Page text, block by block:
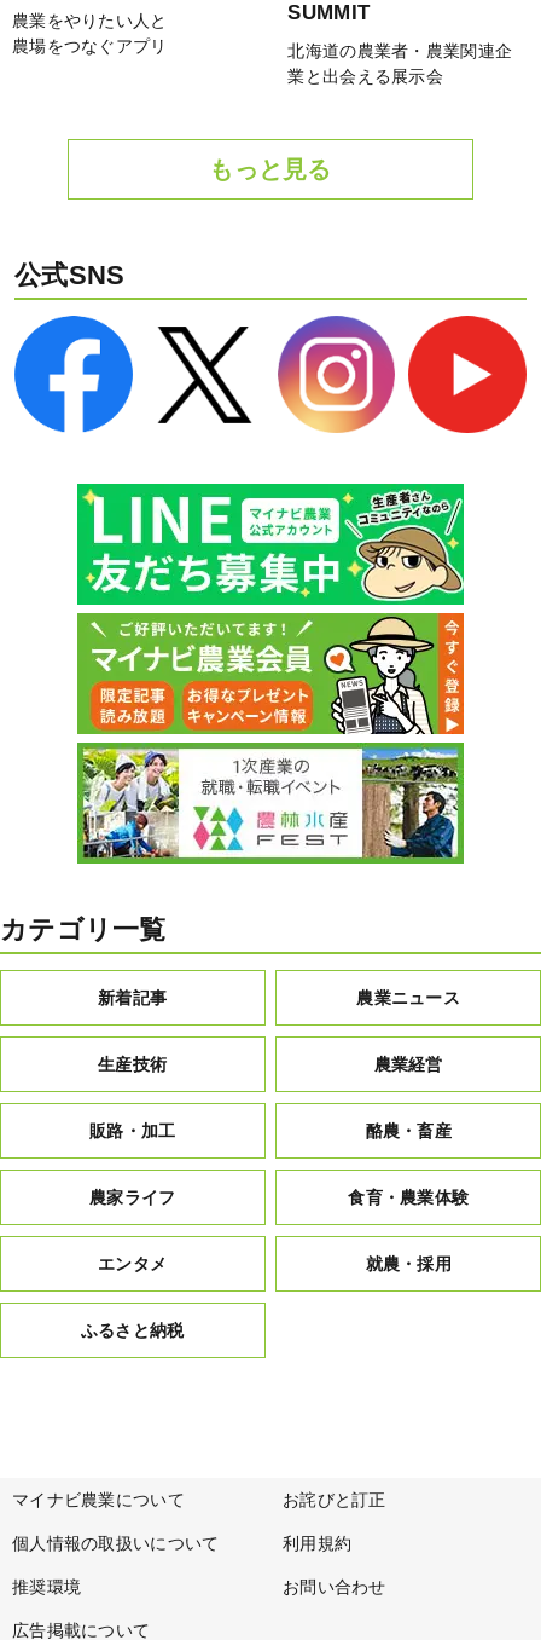
農業をやりたい人と
農場をつなぐアプリ
SUMMIT
北海道の農業者・農業関連企
業と出会える展示会
もっと見る
公式SNS
カテゴリ一覧
新着記事 農業ニュース
生産技術 農業経営
販路・加工 酪農・畜産
農家ライフ 食育・農業体験
エンタメ 就農・採用
ふるさと納税
マイナビ農業について お詫びと訂正
個人情報の取扱いについて 利用規約
推奨環境 お問い合わせ
広告掲載について